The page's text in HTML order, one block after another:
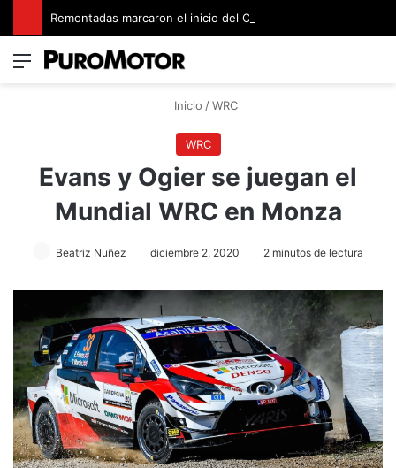
Menú
Inicio / WRC
WRC
Evans y Ogier se juegan el
Mundial WRC en Monza
Beatriz Nuñez diciembre 2, 2020 2 minutos de lectura